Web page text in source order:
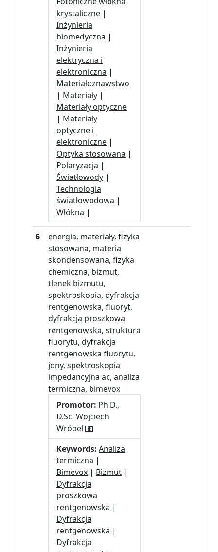
krystaliczne |
Inżynieria
biomedyczna |
Inżynieria
elektryczna i
elektroniczna |
Materiałoznawstwo
| Materiały |
Materiały optyczne
| Materiały
optyczne i
elektroniczne |
Optyka stosowana |
Polaryzacja |
Światłowody |
Technologia
światłowodowa |
Włókna |
6
energia, materiały, fizyka
stosowana, materia
skondensowana, fizyka
chemiczna, bizmut,
tlenek bizmutu,
spektroskopia, dyfrakcja
rentgenowska, fluoryt,
dyfrakcja proszkowa
rentgenowska, struktura
fluorytu, dyfrakcja
rentgenowska fluorytu,
jony, spektroskopia
impedancyjna ac, analiza
termiczna, bimevox
Promotor: Ph.D.,
D.Sc. Wojciech
Wróbel
Keywords: Analiza
termiczna |
Bimevox | Bizmut |
Dyfrakcja
proszkowa
rentgenowska |
Dyfrakcja
rentgenowska |
Dyfrakcja